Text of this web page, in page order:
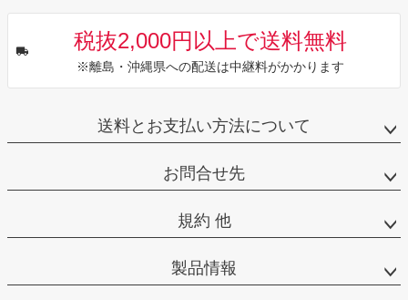
税抜2,000円以上で送料無料
※離島・沖縄県への配送は中継料がかかります
送料とお支払い方法について
お問合せ先
規約 他
製品情報